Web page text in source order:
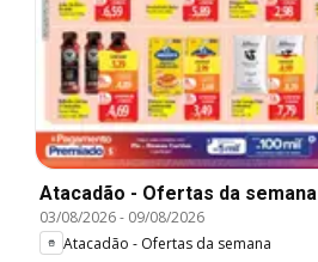
Atacadão - Ofertas da semana
03/08/2026- 09/08/2026
Atacadão - Ofertas da semana